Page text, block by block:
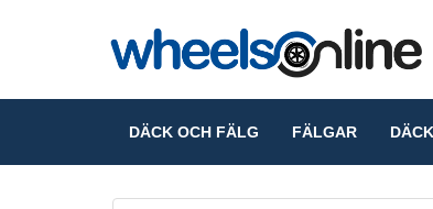
DÄCK OCH FÄLG FÄLGAR DÄCK